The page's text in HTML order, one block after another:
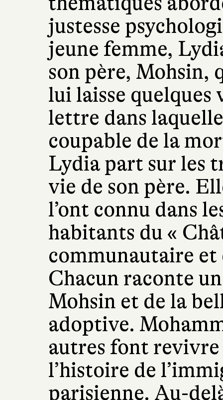
justesse
jeune femme,
son père, Mohsin,
lui laisse quelques
lettre dans laquelle
coupable de la
Lydia part sur les
vie de son père.
l’ont connu dans
habitants du «
communautaire
Chacun raconte
Mohsin et de la
adoptive.
autres font
l’histoire de
parisienne. Au-